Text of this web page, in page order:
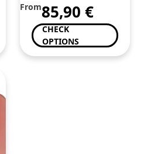
From85,90 €
CHECK
OPTIONS